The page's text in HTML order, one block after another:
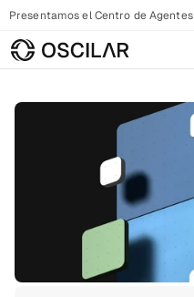
Presentamos el Centro de Agentes